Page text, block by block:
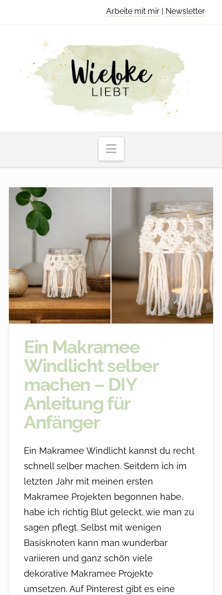
Arbeite mit mir | Newsletter
Navigation
Ein Makramee
Windlicht selber
machen – DIY
Anleitung für
Anfänger
Ein Makramee Windlicht kannst du recht
schnell selber machen. Seitdem ich im
letzten Jahr mit meinen ersten
Makramee Projekten begonnen habe,
habe ich richtig Blut geleckt, wie man zu
sagen pflegt. Selbst mit wenigen
Basisknoten kann man wunderbar
variieren und ganz schön viele
dekorative Makramee Projekte
umsetzen. Auf Pinterest gibt es eine